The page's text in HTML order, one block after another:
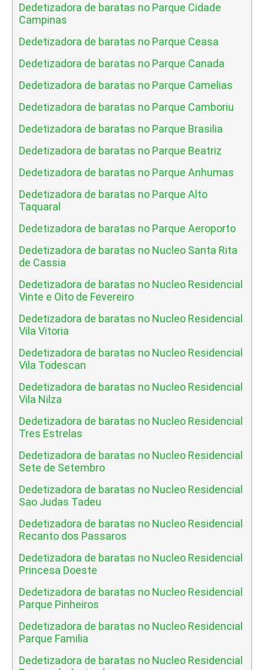
Dedetizadora de baratas no Parque Cidade
Campinas
Dedetizadora de baratas no Parque Ceasa
Dedetizadora de baratas no Parque Canada
Dedetizadora de baratas no Parque Camelias
Dedetizadora de baratas no Parque Camboriu
Dedetizadora de baratas no Parque Brasilia
Dedetizadora de baratas no Parque Beatriz
Dedetizadora de baratas no Parque Anhumas
Dedetizadora de baratas no Parque Alto
Taquaral
Dedetizadora de baratas no Parque Aeroporto
Dedetizadora de baratas no Nucleo Santa Rita
de Cassia
Dedetizadora de baratas no Nucleo Residencial
Vinte e Oito de Fevereiro
Dedetizadora de baratas no Nucleo Residencial
Vila Vitoria
Dedetizadora de baratas no Nucleo Residencial
Vila Todescan
Dedetizadora de baratas no Nucleo Residencial
Vila Nilza
Dedetizadora de baratas no Nucleo Residencial
Tres Estrelas
Dedetizadora de baratas no Nucleo Residencial
Sete de Setembro
Dedetizadora de baratas no Nucleo Residencial
Sao Judas Tadeu
Dedetizadora de baratas no Nucleo Residencial
Recanto dos Passaros
Dedetizadora de baratas no Nucleo Residencial
Princesa Doeste
Dedetizadora de baratas no Nucleo Residencial
Parque Pinheiros
Dedetizadora de baratas no Nucleo Residencial
Parque Familia
Dedetizadora de baratas no Nucleo Residencial